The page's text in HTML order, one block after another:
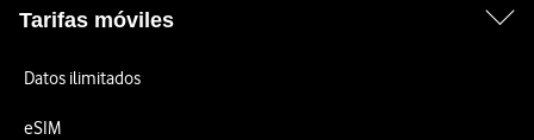
Tarifas móviles
Datos ilimitados
eSIM